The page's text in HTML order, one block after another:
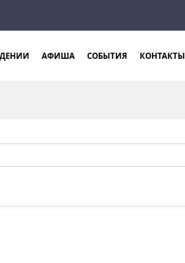
АФИША СОБЫТИЯ КОНТАКТЫ